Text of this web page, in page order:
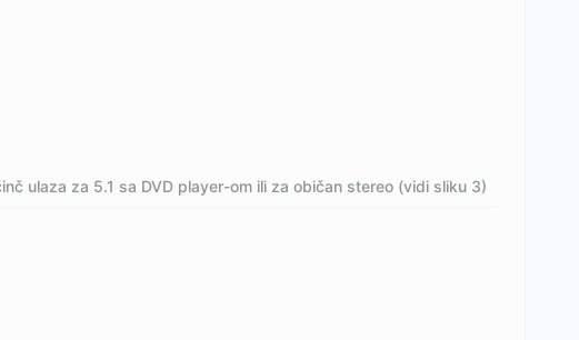
ulaza za 5.1 sa DVD player-om ili za običan stereo (vidi sliku 3)